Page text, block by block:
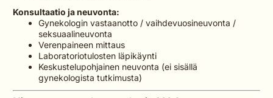
Konsultaatio ja neuvonta:
Gynekologin vastaanotto / vaihdevuosineuvonta /
seksuaalineuvonta
Verenpaineen mittaus
Laboratoriotulosten läpikäynti
Keskustelupohjainen neuvonta (ei sisällä
gynekologista tutkimusta)